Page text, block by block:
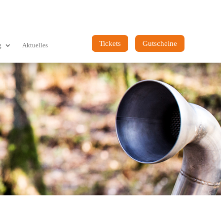
Aktuelles Tickets Gutscheine